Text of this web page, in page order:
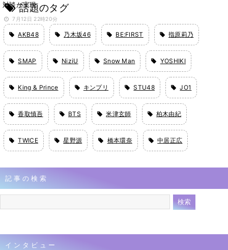
対談が実現
7月12日 22時20分
話題のタグ
AKB48 乃木坂46 BE:FIRST 指原莉乃
SMAP NiziU Snow Man YOSHIKI
King & Prince キンプリ STU48 JO1
香取慎吾 BTS 米津玄師 柏木由紀
TWICE 星野源 橋本環奈 中居正広
記事の検索
インタビュー